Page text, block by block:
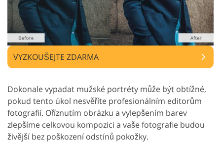
VYZKOUŠEJTE ZDARMA
Dokonale vypadat mužské portréty může být obtížné,
pokud tento úkol nesvěříte profesionálním editorům
fotografií. Oříznutím obrázku a vylepšením barev
zlepšíme celkovou kompozici a vaše fotografie budou
živější bez poškození odstínů pokožky.